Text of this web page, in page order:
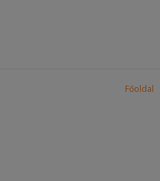
Főoldal